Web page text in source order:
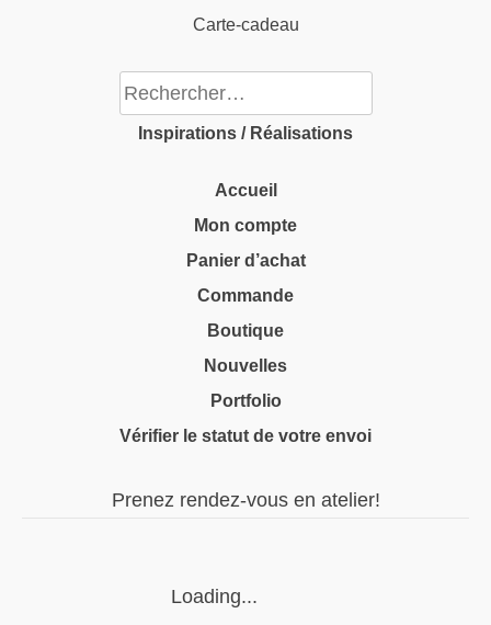
Carte-cadeau
Rechercher :
Inspirations / Réalisations
Accueil
Mon compte
Panier d’achat
Commande
Boutique
Nouvelles
Portfolio
Vérifier le statut de votre envoi
Prenez rendez-vous en atelier!
Loading...